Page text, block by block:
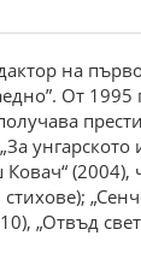
на
От
(2004),
„Отвъд